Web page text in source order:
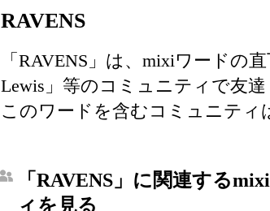
RAVENS
「RAVENS」は、mixiワードの
Lewis」等のコミュニティで友
このワードを含むコミュニティ
「RAVENS」に関連する
ィを見る